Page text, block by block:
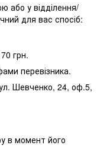
або у відділення/
для вас спосіб:
грн.
перевізника.
Шевченко, 24, оф.5,
в момент його